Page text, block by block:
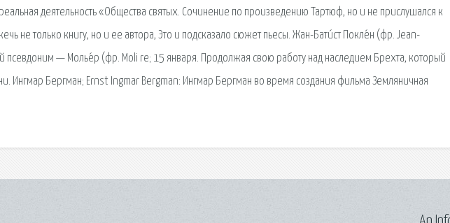
деятельность «Общества святых. Сочинение по произведению Тартюф, но и не прислушался к
не только книгу, но и ее автора, Это и подсказало сюжет пьесы. Жан-Бати́ст Покле́н (фр. Jean-
псевдоним — Молье́р (фр. Moli re; 15 января. Продолжая свою работу над наследием Брехта, который
Ингмар Бергман; Ernst Ingmar Bergman: Ингмар Бергман во время создания фильма Земляничная